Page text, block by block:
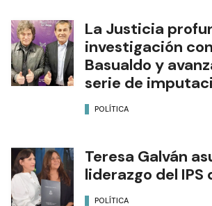
La Justicia
investigación
Basualdo y
serie de
POLÍTICA
Teresa Galván
liderazgo del IPS
POLÍTICA